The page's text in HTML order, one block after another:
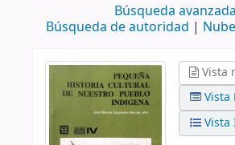
Búsqueda avanzada
Búsqueda de autoridad
Vista
Vista
Vista